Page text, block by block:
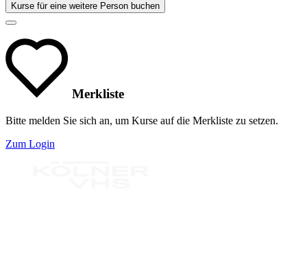
Kurse für eine weitere Person buchen
Merkliste
Bitte melden Sie sich an, um Kurse auf die Merkliste zu setzen.
Zum Login